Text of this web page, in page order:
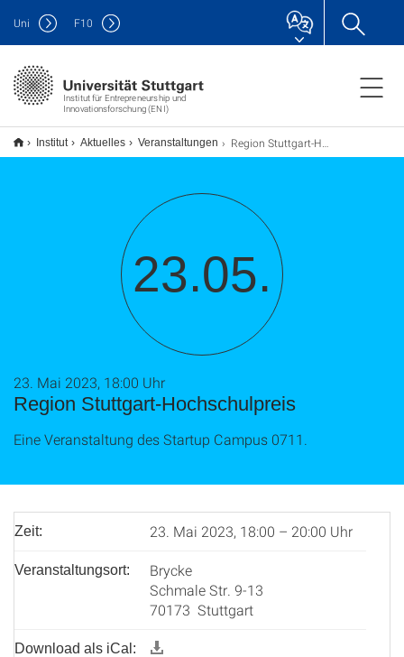
Institut für Entrepreneurship und
Innovationsforschung (ENI)
Uni F10
Institut Aktuelles Veranstaltungen Region Stuttgart-Hochschulpreis
23.05.
Region Stuttgart-Hochschulpreis
23. Mai 2023, 18:00 Uhr
Eine Veranstaltung des Startup Campus 0711.
Zeit: 23. Mai 2023, 18:00 – 20:00 Uhr
Veranstaltungsort:
Brycke
Schmale Str. 9-13
70173 Stuttgart
Download als iCal: